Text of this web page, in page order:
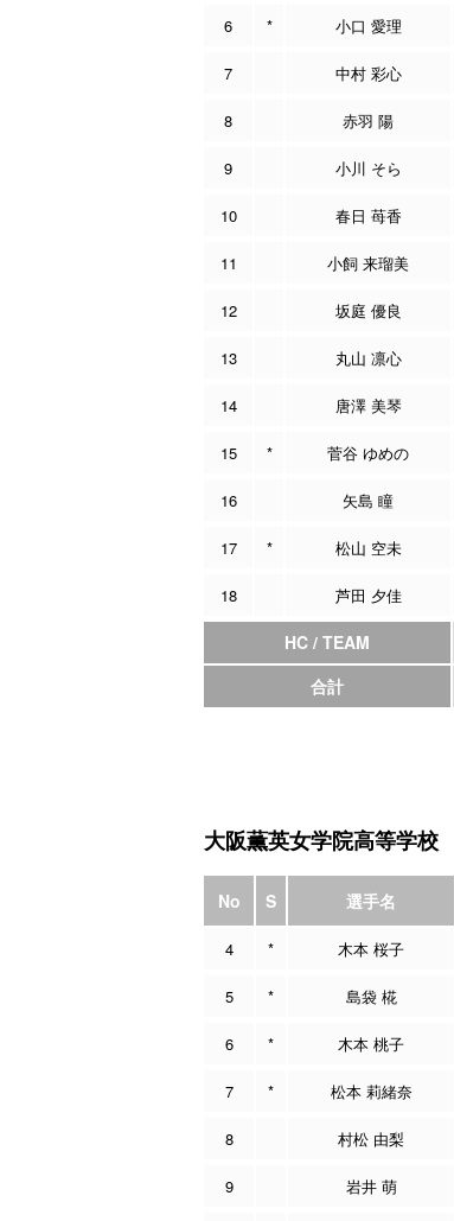
6 * 小口 愛理
7 中村 彩心
8 赤羽 陽
9 小川 そら
10 春日 苺香
11 小飼 来瑠美
12 坂庭 優良
13 丸山 凛心
14 唐澤 美琴
15 * 菅谷 ゆめの
16 矢島 瞳
17 * 松山 空未
18 芦田 夕佳
HC / TEAM
合計
大阪薫英女学院高等学校
No S 選手名
4 * 木本 桜子
5 * 島袋 椛
6 * 木本 桃子
7 * 松本 莉緒奈
8 村松 由梨
9 岩井 萌